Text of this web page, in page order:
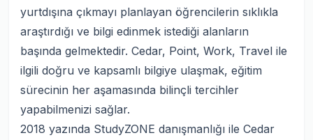
yurtdışına çıkmayı planlayan öğrencilerin sıklıkla
araştırdığı ve bilgi edinmek istediği alanların
başında gelmektedir. Cedar, Point, Work, Travel ile
ilgili doğru ve kapsamlı bilgiye ulaşmak, eğitim
sürecinin her aşamasında bilinçli tercihler
yapabilmenizi sağlar.
2018 yazında StudyZONE danışmanlığı ile Cedar